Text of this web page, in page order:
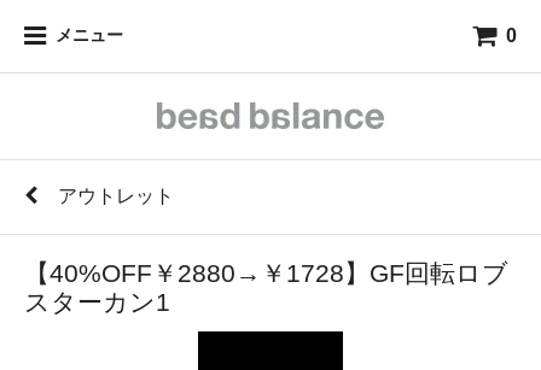
メニュー 0
アウトレット
【40%OFF￥2880→￥1728】GF回転ロブ
スターカン1